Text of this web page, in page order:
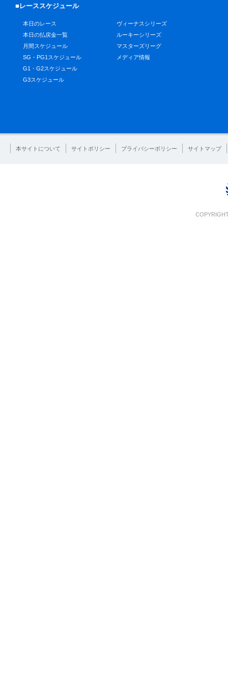
■レーススケジュール
本日のレース
本日の払戻金一覧
月間スケジュール
SG・PG1スケジュール
G1・G2スケジュール
G3スケジュール
ヴィーナスシリーズ
ルーキーシリーズ
マスターズリーグ
メディア情報
本サイトについて サイトポリシー プライバシーポリシー サイトマップ